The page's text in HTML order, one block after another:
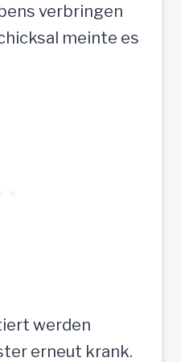
verbringen
meinte es
werden
erneut krank.